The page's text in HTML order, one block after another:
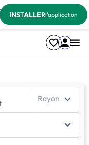
INSTALLERl'application
Rayon